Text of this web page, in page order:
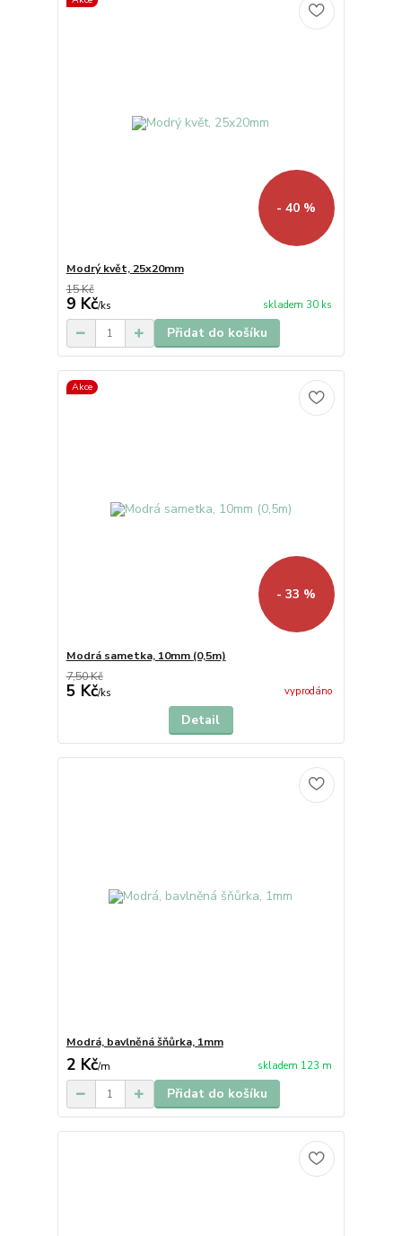
- 40 %
Modrý květ, 25x20mm
15 Kč
9 Kč/ks skladem 30 ks
Přidat do košíku
Akce
- 33 %
Modrá sametka, 10mm (0,5m)
7,50 Kč
5 Kč/ks vyprodáno
Detail
Modrá, bavlněná šňůrka, 1mm
2 Kč/m skladem 123 m
Přidat do košíku